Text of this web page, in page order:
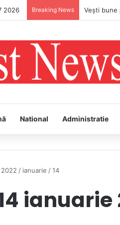
2026 Breaking News PS Ignatie
National Administratie
2022 / ianuarie /14
ianuarie